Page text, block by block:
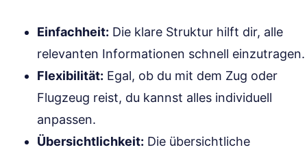
Einfachheit: Die klare Struktur hilft dir, alle
relevanten Informationen schnell einzutragen.
Flexibilität: Egal, ob du mit dem Zug oder
Flugzeug reist, du kannst alles individuell
anpassen.
Übersichtlichkeit: Die übersichtliche